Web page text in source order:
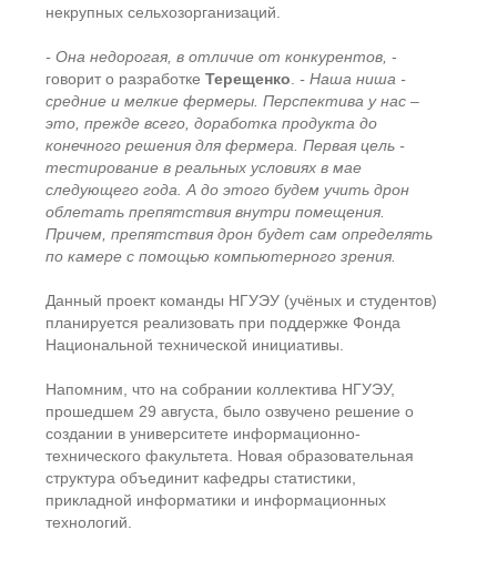
некрупных сельхозорганизаций.
- Она недорогая, в отличие от конкурентов, -
говорит о разработке Терещенко - Наша ниша -
средние и мелкие фермеры. Перспектива у нас –
это, прежде всего, доработка продукта до
конечного решения для фермера. Первая цель -
тестирование в реальных условиях в мае
следующего года. А до этого будем учить дрон
облетать препятствия внутри помещения.
Причем, препятствия дрон будет сам определять
по камере с помощью компьютерного зрения.
Данный проект команды НГУЭУ (учёных и студентов)
планируется реализовать при поддержке Фонда
Национальной технической инициативы.
Напомним, что на собрании коллектива НГУЭУ,
прошедшем 29 августа, было озвучено решение о
создании в университете информационно-
технического факультета. Новая образовательная
структура объединит кафедры статистики,
прикладной информатики и информационных
технологий.